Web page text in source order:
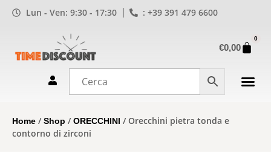
Lun - Ven: 9:30 - 17:30 : +39 391 479 6600
€0,00
0
Home /Shop /ORECCHINI / Orecchini pietra tonda e
contorno di zirconi